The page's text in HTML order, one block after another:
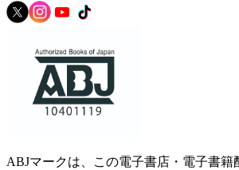
ABJマークは、この電子書店・電子書籍